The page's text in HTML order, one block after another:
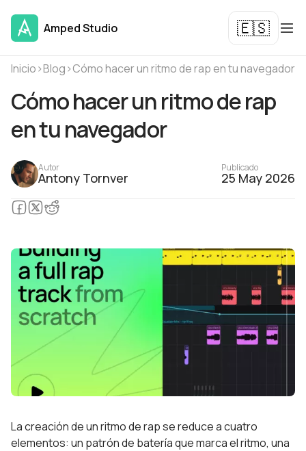
Amped Studio 🇪🇸
Inicio›Blog›Cómo hacer un ritmo de rap en tu navegador
Cómo hacer un ritmo de rap
en tu navegador
Autor
Antony Tornver
Publicado
25 May 2026
La creación de un ritmo de rap se reduce a cuatro
elementos: un patrón de batería que marca el ritmo, una